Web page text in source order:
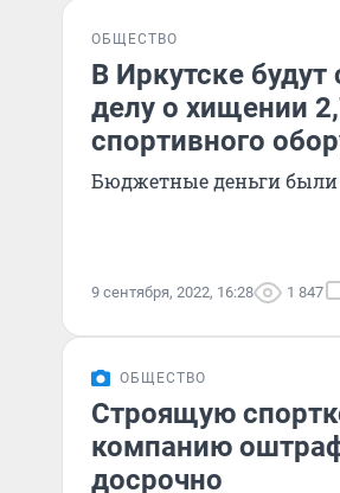
ОБЩЕСТВО
В Иркутске
делу о хищении
спортивного
Бюджетные деньги были
9 сентября, 2022, 16:28 1 847
ОБЩЕСТВО
Строящую
компанию
досрочно